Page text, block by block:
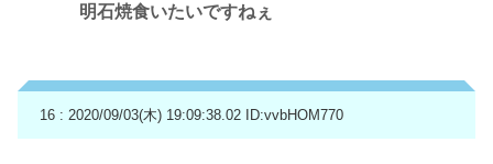
明石焼食いたいですねぇ
16 : 2020/09/03(木) 19:09:38.02 ID:vvbHOM770